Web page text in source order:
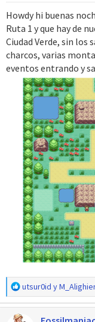
n
i
c
i
o
Howdy hi buenas
Ruta 1 y que hay de
Ciudad Verde, sin
charcos, varias
eventos entrando y
R
e
a
utsur0id y